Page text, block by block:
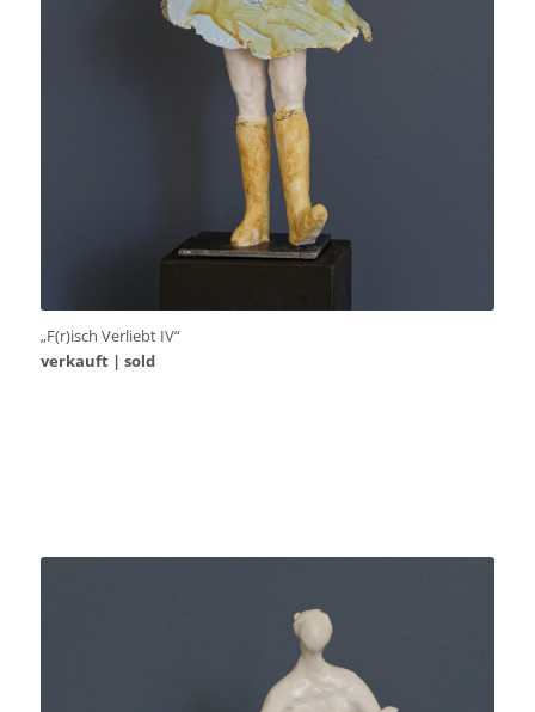
„F(r)isch Verliebt IV“
verkauft | sold